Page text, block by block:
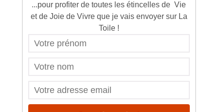
...pour profiter de toutes les étincelles de Vie
et de Joie de Vivre que je vais envoyer sur La
Toile !